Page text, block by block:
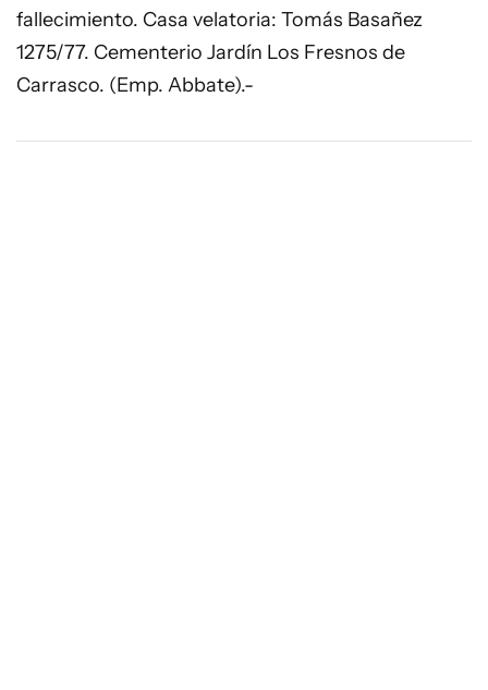
fallecimiento. Casa velatoria: Tomás Basañez
1275/77. Cementerio Jardín Los Fresnos de
Carrasco. (Emp. Abbate).-